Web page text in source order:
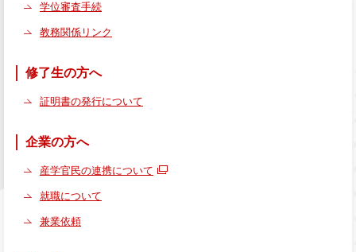
学位審査手続
教務関係リンク
修了生の方へ
証明書の発行について
企業の方へ
産学官民の連携について
就職について
兼業依頼